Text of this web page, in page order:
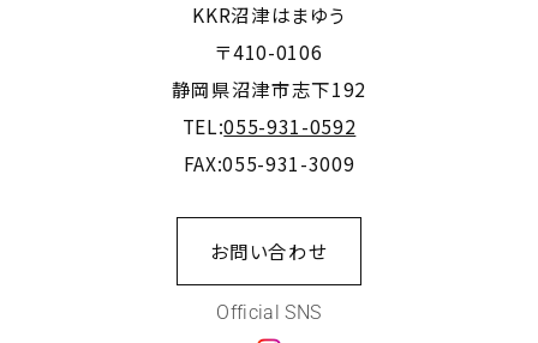
KKR沼津はまゆう
〒410-0106
静岡県沼津市志下192
TEL:055-931-0592
FAX:055-931-3009
お問い合わせ
Official SNS